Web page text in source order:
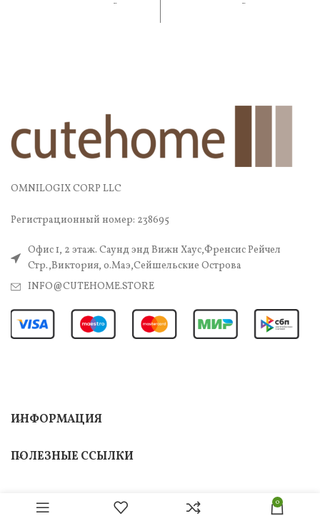
практичность. В
практичность. В составе —
OMNILOGIX CORP LLC
Регистрационный номер: 238695
Офис 1, 2 этаж. Саунд энд Вижн Хаус,Френсис Рейчел
Стр.,Виктория, о.Маэ,Сейшельские Острова
INFO@CUTEHOME.STORE
ИНФОРМАЦИЯ
ПОЛЕЗНЫЕ ССЫЛКИ
0